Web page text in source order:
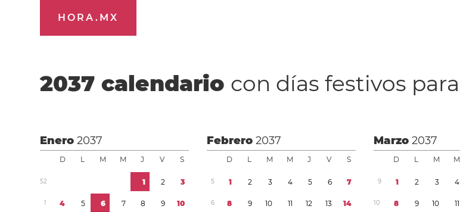
HORA.MX
2037 calendario con días festivos para
Enero2037
D L M M J V S
52 1 2 3
1 4 5 6 7 8 9 10
Febrero2037
D L M M J V S
5 1 2 3 4 5 6 7
6 8 9 10 11 12 13 14
Marzo2037
D L M M
9 1 2 3 4
10 8 9 10 11